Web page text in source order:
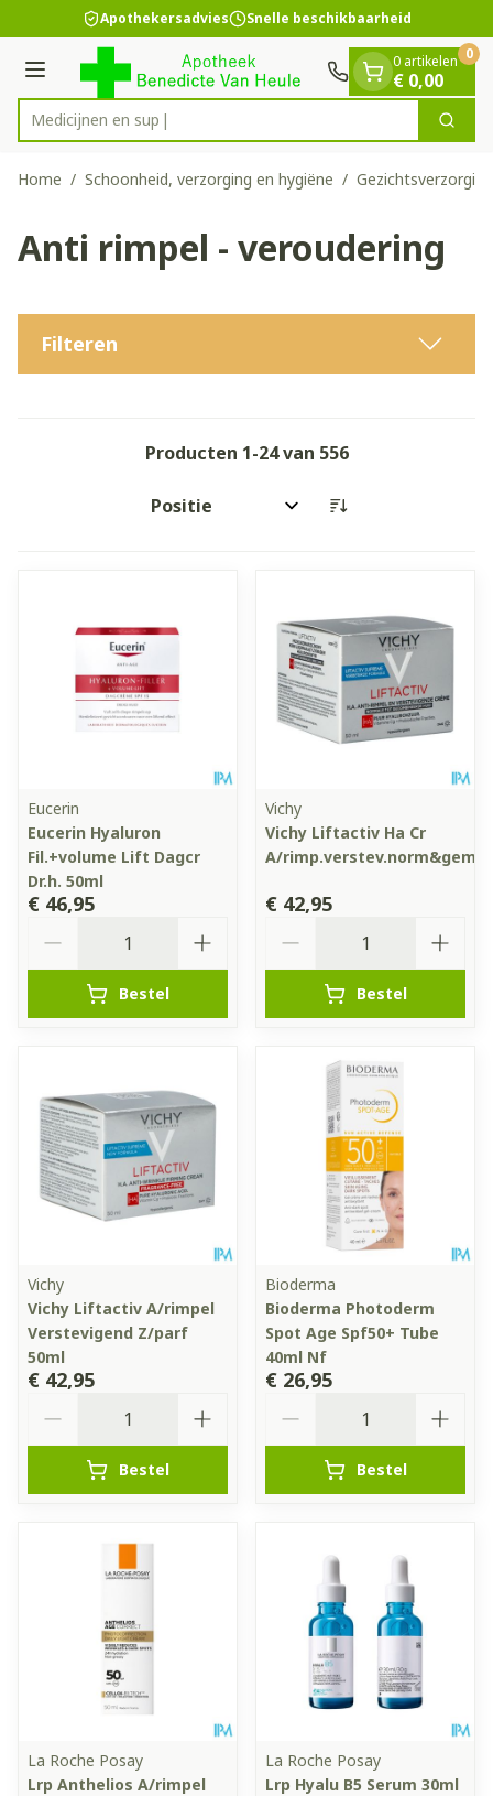
Ga naar de inhoud
1 van 1 Apothekersadvies Snelle beschikbaarheid
Menu
Product, merk, categorie... Zoek
0 artikelen
€ 0,00
0
Home / Schoonheid, verzorging en hygiëne / Gezichtsverzorging
Anti rimpel - veroudering
Filteren
Producten 1-24van 556
Sorteer op:
Eucerin
Eucerin Hyaluron
Fil.+volume Lift Dagcr
Dr.h. 50ml
€ 46,95
Bestel
Vichy
Vichy Liftactiv Ha Cr
A/
€ 42,95
Bestel
Vichy
Vichy Liftactiv A/rimpel
Verstevigend Z/parf
50ml
€ 42,95
Bestel
Bioderma
Bioderma Photoderm
Spot Age Spf50+ Tube
40ml Nf
€ 26,95
Bestel
La Roche Posay
Lrp Anthelios A/rimpel
La Roche Posay
Lrp Hyalu B5 Serum 30ml